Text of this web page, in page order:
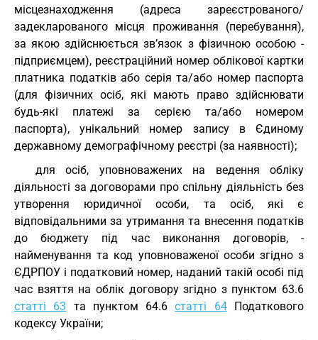
місцезнаходження (адреса зареєстрованого/
задекларованого місця проживання (перебування),
за якою здійснюється зв’язок з фізичною особою -
підприємцем), реєстраційний номер облікової картки
платника податків або серія та/або номер паспорта
(для фізичних осіб, які мають право здійснювати
будь-які платежі за серією та/або номером
паспорта), унікальний номер запису в Єдиному
державному демографічному реєстрі (за наявності);
для осіб, уповноважених на ведення обліку
діяльності за договорами про спільну діяльність без
утворення юридичної особи, та осіб, які є
відповідальними за утримання та внесення податків
до бюджету під час виконання договорів, -
найменування та код уповноваженої особи згідно з
ЄДРПОУ і податковий номер, наданий такій особі під
час взяття на облік договору згідно з пунктом 63.6
статті 63 та пунктом 64.6статті 64Податкового
кодексу України;